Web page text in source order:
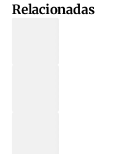
Relacionadas